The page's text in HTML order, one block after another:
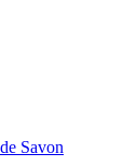
Savon